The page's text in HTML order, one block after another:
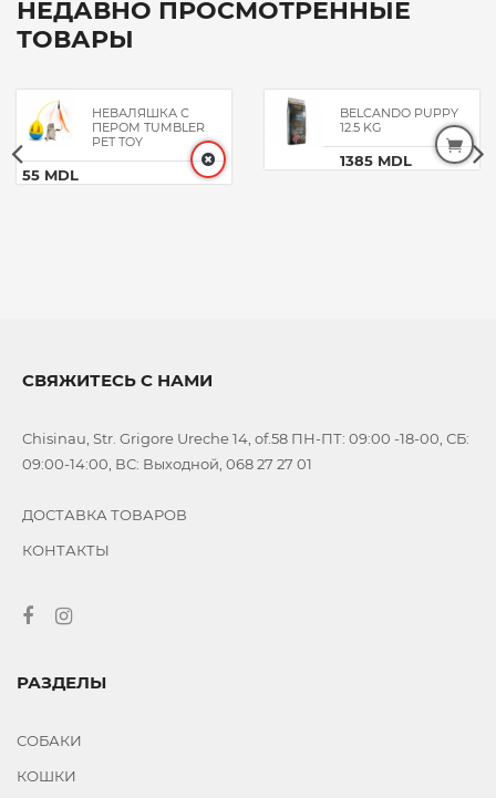
НЕДАВНО ПРОСМОТРЕННЫЕ
ТОВАРЫ
НЕВАЛЯШКА С
ПЕРОМ TUMBLER
PET TOY
55 MDL
BELCANDO PUPPY
12.5 KG
1385 MDL
СВЯЖИТЕСЬ С НАМИ
Chisinau, Str. Grigore Ureche 14, of.58 ПН-ПТ: 09:00 -18-00, СБ:
09:00-14:00, ВС: Выходной, 068 27 27 01
ДОСТАВКА ТОВАРОВ
КОНТАКТЫ
РАЗДЕЛЫ
СОБАКИ
КОШКИ